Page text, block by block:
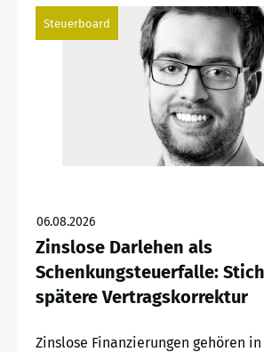
Steuerboard
06.08.2026
Zinslose Darlehen als
Schenkungsteuerfalle:
spätere Vertragskorrektur
Zinslose Finanzierungen gehören